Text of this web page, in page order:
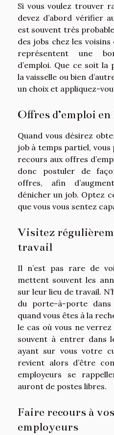
Si vous voulez trouver
devez d’abord vérifier
est souvent très
des jobs chez les
représentent une
d’emploi. Que ce soit
la vaisselle ou bien
un choix et appliquez-
Offres d’emploi
Quand vous désirez
job à temps partiel,
recours aux offres
donc postuler de
offres, afin
dénicher un job. Optez
que vous vous sentez
Visitez
travail
Il n’est pas rare de
mettent souvent les
sur leur lieu de travail.
du porte-à-porte dans
quand vous êtes à la
le cas où vous ne verrez
souvent à entrer dans
ayant sur vous votre
revient alors d’être
employeurs se
auront de postes libres.
Faire recours à
employeurs